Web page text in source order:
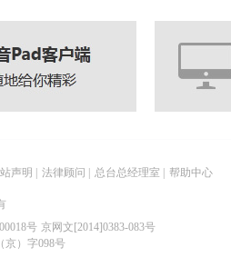
声明 法律顾问 总台总经理室 帮助中心
号 京网文[2014]0383-083号
京）字098号